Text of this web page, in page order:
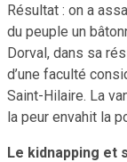
Résultat : on a
du peuple un
Dorval, dans sa
d’une faculté
Saint-Hilaire. La
la peur envahit la
Le kidnapping et